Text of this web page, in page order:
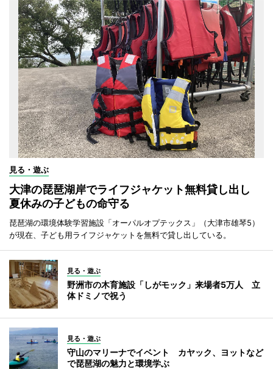
見る・遊ぶ
大津の琵琶湖岸でライフジャケット無料貸し出し
夏休みの子どもの命守る
琵琶湖の環境体験学習施設「オーパルオプテックス」（大津市雄琴5）
が現在、子ども用ライフジャケットを無料で貸し出している。
見る・遊ぶ
野洲市の木育施設「しがモック」来場者5万人 立
体ドミノで祝う
見る・遊ぶ
守山のマリーナでイベント カヤック、ヨットなど
で琵琶湖の魅力と環境学ぶ